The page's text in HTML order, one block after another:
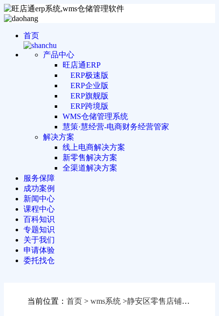
首页
产品中心
旺店通ERP
ERP极速版
ERP企业版
ERP旗舰版
ERP跨境版
WMS仓储管理系统
慧策·慧经营-电商财务经营管家
解决方案
线上电商解决方案
新零售解决方案
全渠道解决方案
服务保障
成功案例
新闻中心
课程中心
百科知识
专题知识
关于我们
申请体验
委托找仓
当前位置： 首页 > wms系统 >静安区零售店铺管理系统